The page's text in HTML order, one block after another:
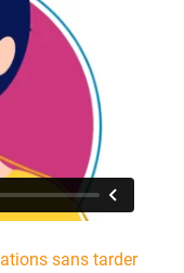
sans tarder